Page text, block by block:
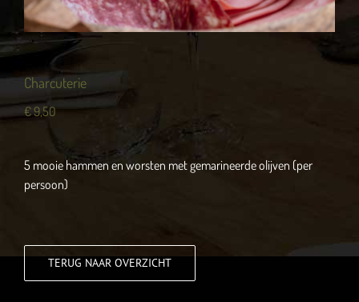
Charcuterie
€9,50
5 mooie hammen en worsten met gemarineerde olijven (per
persoon)
TERUG NAAR OVERZICHT